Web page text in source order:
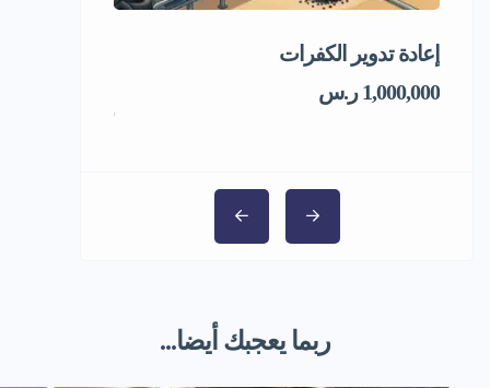
إعادة تدوير الكفرات
1,000,000 ر.س
ربما يعجبك أيضا...